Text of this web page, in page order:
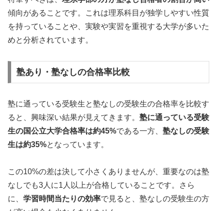
傾向があることです。これは理系科目が独学しやすい性質
を持っていることや、実験や実習を重視する大学が多いた
めと分析されています。
塾あり・塾なしの合格率比較
塾に通っている受験生と塾なしの受験生の合格率を比較す
ると、興味深い結果が見えてきます。 塾に通っている受験
生の国公立大学合格率は約45%である一方、 塾なしの受験
生は約35%となっています。
この10%の差は決して小さくありませんが、重要なのは塾
なしでも3人に1人以上が合格していることです。さら
に、 学習時間当たりの効率で見ると、塾なしの受験生の方